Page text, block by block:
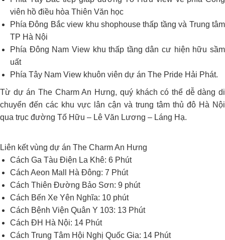
viên hồ điều hòa Thiên Văn học
Phía Đông Bắc view khu shophouse thấp tầng và Trung tâm
TP Hà Nội
Phía Đông Nam View khu thấp tầng dân cư hiện hữu sầm
uất
Phía Tây Nam View khuôn viên dự án The Pride Hải Phát.
Từ dự án The Charm An Hưng, quý khách có thể dễ dàng di
chuyển đến các khu vực lân cận và trung tâm thủ đô Hà Nội
qua trục đường Tố Hữu – Lê Văn Lương – Láng Hạ.
Liên kết vùng dự án The Charm An Hưng
Cách Ga Tàu Điện La Khê: 6 Phút
Cách Aeon Mall Hà Đông: 7 Phút
Cách Thiên Đường Bảo Sơn: 9 phút
Cách Bến Xe Yên Nghĩa: 10 phút
Cách Bệnh Viện Quân Y 103: 13 Phút
Cách ĐH Hà Nội: 14 Phút
Cách Trung Tâm Hội Nghị Quốc Gia: 14 Phút